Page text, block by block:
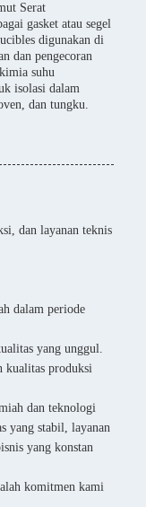
Serat
gasket atau segel
digunakan di
dan pengecoran
suhu
isolasi dalam
dan tungku.
dan layanan teknis
dalam periode
yang unggul.
kualitas produksi
dan teknologi
yang stabil, layanan
yang konstan
komitmen kami